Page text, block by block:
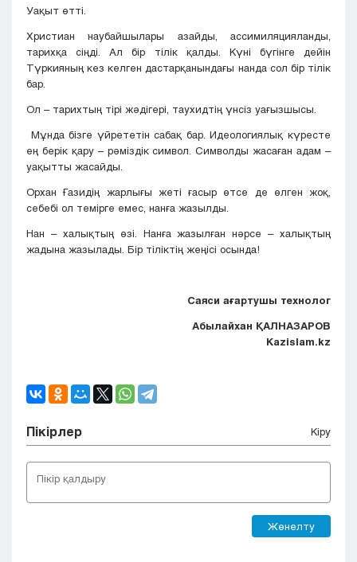
Уақыт өтті.
Христиан наубайшылары азайды, ассимиляцияланды,
тарихқа сіңді. Ал бір тілік қалды. Күні бүгінге дейін
Түркияның кез келген дастарқанындағы нанда сол бір тілік
бар.
Ол – тарихтың тірі жәдігері, таухидтің үнсіз уағызшысы.
Мұнда бізге үйрететін сабақ бар. Идеологиялық күресте
ең берік қару – рәміздік символ. Символды жасаған адам –
уақытты жасайды.
Орхан Ғазидің жарлығы жеті ғасыр өтсе де өлген жоқ,
себебі ол темірге емес, нанға жазылды.
Нан – халықтың өзі. Нанға жазылған нәрсе – халықтың
жадына жазылады. Бір тіліктің жеңісі осында!
Саяси ағартушы технолог
Абылайхан ҚАЛНАЗАРОВ
Kazislam.kz
Пікірлер Кіру
Жөнелту